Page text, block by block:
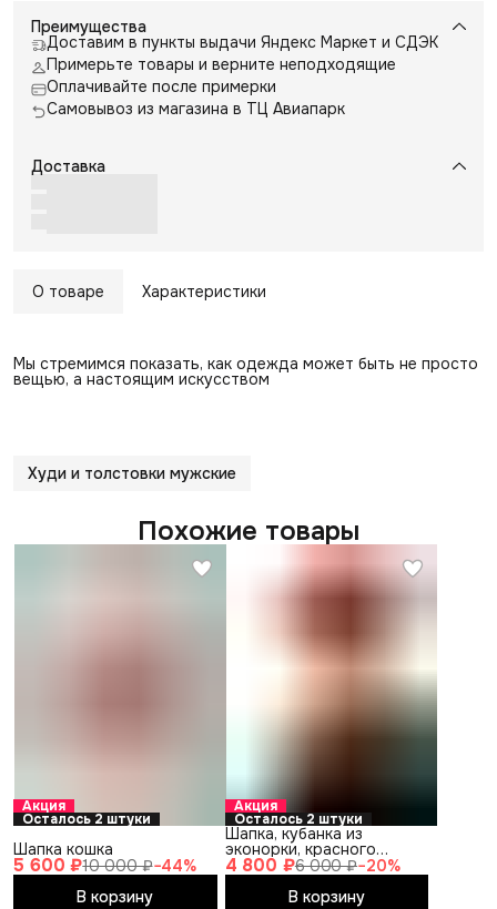
Преимущества
Доставим в пункты выдачи Яндекс Маркет и СДЭК
Примерьте товары и верните неподходящие
Оплачивайте после примерки
Самовывоз из магазина в ТЦ Авиапарк
Доставка
О товаре Характеристики
Мы стремимся показать, как одежда может быть не просто
вещью, а настоящим искусством
Худи и толстовки мужские
Похожие товары
Акция
Осталось 2 штуки
5 600 ₽10 000 ₽−44%
Шапка кошка
В корзину
Акция
Осталось 2 штуки
4 800 ₽6 000 ₽−20%
Шапка, кубанка из
эконорки, красного
цвета, ES-1508-20
В корзину